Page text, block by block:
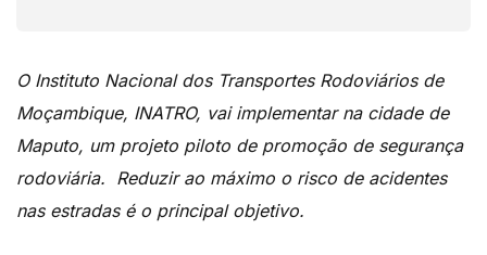
O Instituto Nacional dos Transportes Rodoviários de
Moçambique, INATRO, vai implementar na cidade de
Maputo, um projeto piloto de promoção de segurança
rodoviária. Reduzir ao máximo o risco de acidentes
nas estradas é o principal objetivo.